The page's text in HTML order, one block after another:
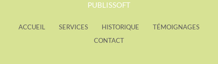
PUBLISSOFT
ACCUEIL SERVICES HISTORIQUE
TÉMOIGNAGES
CONTACT